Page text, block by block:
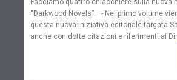
“Darkwood Novels”. - Nel primo volume
questa nuova iniziativa editoriale targata
anche con dotte citazioni e riferimenti ai